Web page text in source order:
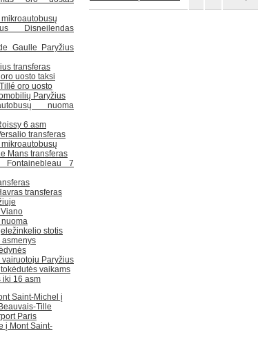
Disneilendas
Gaulle Paryžius
transferas
uosto taksi
oro uosto
Paryžius
nuoma
6 asm
transferas
Mans transferas
Fontainebleau 7
transferas
stotis
asmenys
vairuotoju Paryžius
vaikams
iki 16 asm
Saint-Michel į
Tille
Paris
į Mont Saint-